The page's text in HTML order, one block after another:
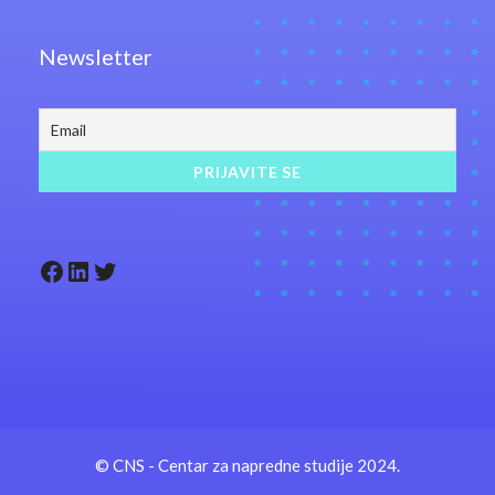
Newsletter
Facebook LinkedIn Twitter
© CNS - Centar za napredne studije 2024.